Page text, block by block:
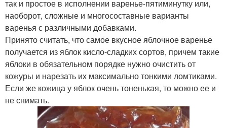
так и простое в исполнении варенье-пятиминутку или,
наоборот, сложные и многосоставные варианты
варенья с различными добавками.
Принято считать, что самое вкусное яблочное варенье
получается из яблок кисло-сладких сортов, причем такие
яблоки в обязательном порядке нужно очистить от
кожуры и нарезать их максимально тонкими ломтиками.
Если же кожица у яблок очень тоненькая, то можно ее и
не снимать.